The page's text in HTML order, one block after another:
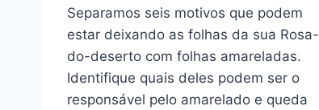
Separamos seis motivos que podem
estar deixando as folhas da sua Rosa-
do-deserto com folhas amareladas.
Identifique quais deles podem ser o
responsável pelo amarelado e queda